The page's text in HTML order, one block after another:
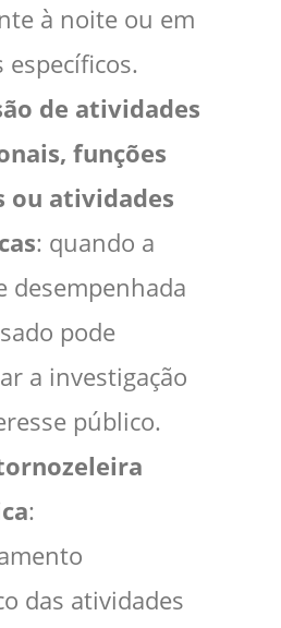
à noite ou em
específicos.
de atividades
funções
ou atividades
: quando a
desempenhada
pode
a investigação
público.
:
das atividades